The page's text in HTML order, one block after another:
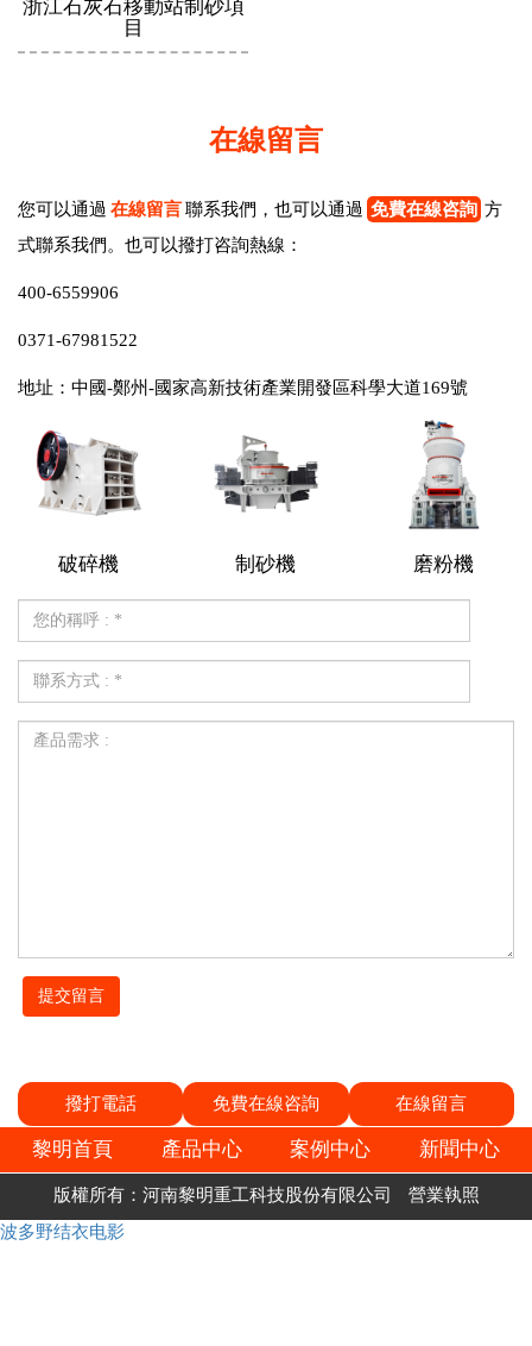
浙江石灰石移動站制砂項
目
在線留言
您可以通過 在線留言聯系我們，也可以通過 免費在線咨詢 方
式聯系我們。也可以撥打咨詢熱線：
400-6559906
0371-67981522
地址：中國-鄭州-國家高新技術產業開發區科學大道169號
破碎機 制砂機 磨粉機
撥打電話 免費在線咨詢 在線留言
黎明首頁 產品中心 案例中心 新聞中心
版權所有：河南黎明重工科技股份有限公司
營業執照
波多野结衣电影